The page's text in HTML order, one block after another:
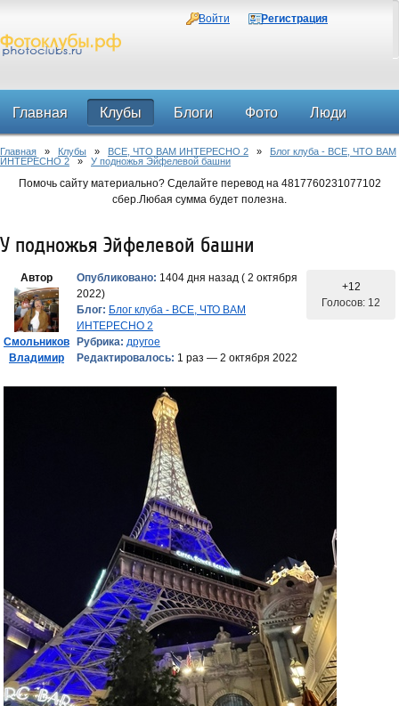
Войти Регистрация
Главная Клубы Блоги Фото Люди
Форум
Главная » Клубы » ВСЕ, ЧТО ВАМ ИНТЕРЕСНО 2 » Блог клуба - ВСЕ, ЧТО ВАМ
ИНТЕРЕСНО 2 » У подножья Эйфелевой башни
Помочь сайту материально? Сделайте перевод на 4817760231077102
сбер.Любая сумма будет полезна.
У подножья Эйфелевой башни
Автор
Смольников
Владимир
Опубликовано: 1404 дня назад ( 2 октября
2022)
Блог: Блог клуба - ВСЕ, ЧТО ВАМ
ИНТЕРЕСНО 2
Рубрика: другое
Редактировалось: 1 раз — 2 октября 2022
+12
Голосов: 12